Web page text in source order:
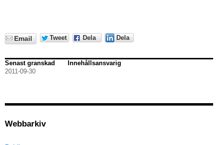
Email Tweet Dela Dela
Senast granskad
2011-09-30
Innehållsansvarig
Webbarkiv